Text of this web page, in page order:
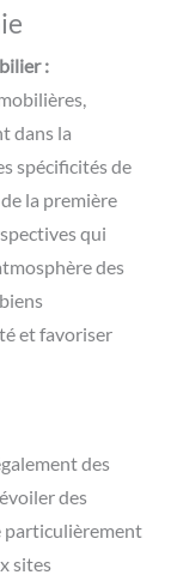
:
dans la
spécificités de
la première
qui
des
et favoriser
des
des
particulièrement
sites